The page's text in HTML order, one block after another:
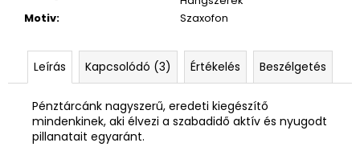
Motiv: Szaxofon
Leírás Kapcsolódó (3) Értékelés Beszélgetés
Pénztárcánk nagyszerű, eredeti kiegészítő
mindenkinek, aki élvezi a szabadidő aktív és nyugodt
pillanatait egyaránt.